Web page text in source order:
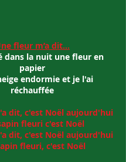
fleur m’a dit…
dans la nuit une fleur en
papier
endormie et je l'ai
réchauffée
dit, c'est Noël aujourd'hui
fleuri c'est Noël
dit, c'est Noël aujourd'hui
fleuri, c'est Noël